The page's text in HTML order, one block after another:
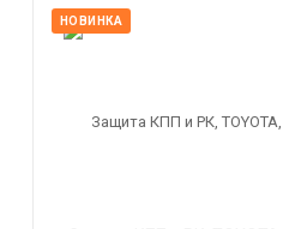
НОВИНКА